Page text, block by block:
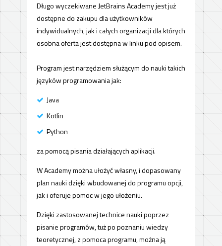
Długo wyczekiwane JetBrains Academy jest już
dostępne do zakupu dla użytkowników
indywidualnych, jak i całych organizacji dla których
osobna oferta jest dostępna w linku pod opisem.
Program jest narzędziem służącym do nauki takich
języków programowania jak:
Java
Kotlin
Python
za pomocą pisania działających aplikacji.
W Academy można ułożyć własny, i dopasowany
plan nauki dzięki wbudowanej do programu opcji,
jak i oferuje pomoc w jego ułożeniu.
Dzięki zastosowanej technice nauki poprzez
pisanie programów, tuż po poznaniu wiedzy
teoretycznej, z pomoca programu, można ją